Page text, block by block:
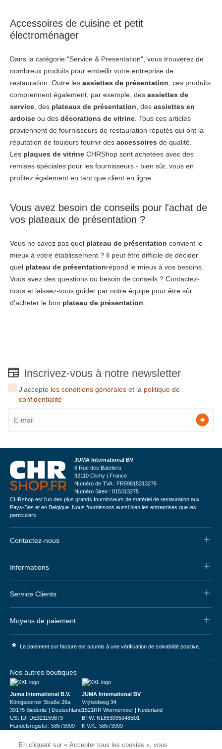
Accessoires de cuisine et petit
électroménager
Dans la catégorie "Service & Presentation", vous trouverez de
nombreux produits pour embellir votre entreprise de
restauration. Outre les assiettes de présentation, ces produits
comprennent également, par exemple, des assiettes de
service, des plateaux de présentation, des assiettes en
ardoise ou des décorations de vitrine. Tous ces articles
proviennent de fournisseurs de restauration réputés qui ont la
réputation de toujours fournir des accessoires de qualité.
Les plaques de vitrine CHRShop sont achetées avec des
remises spéciales pour les fournisseurs - bien sûr, vous en
profitez également en tant que client en ligne.
Vous avez besoin de conseils pour l'achat de
vos plateaux de présentation ?
Vous ne savez pas quel plateau de présentation convient le
mieux à votre établissement ? Il peut être difficile de décider
quel plateau de présentationrépond le mieux à vos besoins.
Vous avez des questions ou besoin de conseils ? Contactez-
nous et laissez-vous guider par notre équipe pour être sûr
d’acheter le bon plateau de présentation.
Inscrivez-vous à notre newsletter
J'accepte les conditions générales et la politique de
confidentialité
JUMA International BV
6 Rue des Bateliers
92110 Clichy | France
Numéro de TVA : FR59815313275
Numéro Siren : 815313275
CHRshop est l'un des plus grands fournisseurs de matériel de restauration aux
Pays-Bas et en Belgique. Nous fournissons aussi bien les entreprises que les
particuliers.
Contactez-nous
Informations
Service Clients
Moyens de paiement
* Le paiement sur facture est soumis à une vérification de solvabilité positive.
Nos autres boutiques
Juma International B.V.
Königsborner Straße 26a
39175 Biederitz | Deutschland
USt-ID: DE321159873
Handelsregister: 58573909
JUMA International BV
Vrijheidweg 34
1521RR Wormerveer | Nederland
BTW: NL853095048B01
K.V.K.: 58573909
En cliquant sur « Accepter tous les cookies », vous